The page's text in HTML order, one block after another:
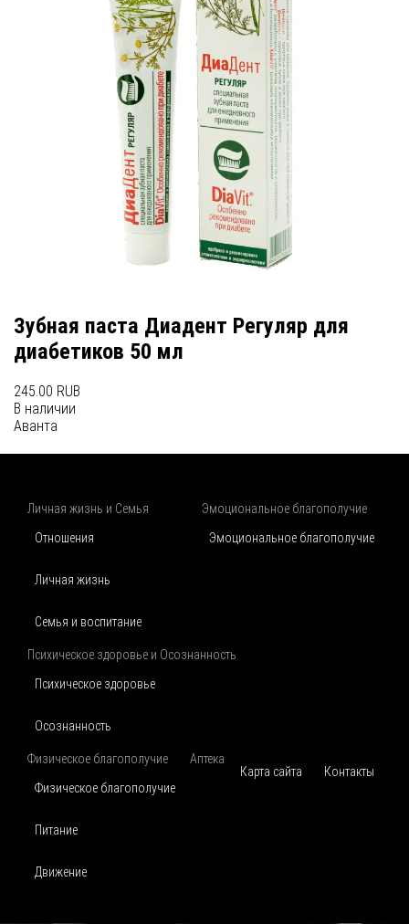
Зубная паста Диадент Регуляр для
диабетиков 50 мл
245.00 RUB
В наличии
Аванта
Личная жизнь и Семья
Отношения
Личная жизнь
Семья и воспитание
Эмоциональное благополучие
Эмоциональное благополучие
Психическое здоровье и Осознанность
Психическое здоровье
Осознанность
Физическое благополучие
Физическое благополучие
Питание
Движение
Аптека
Карта сайта
Контакты